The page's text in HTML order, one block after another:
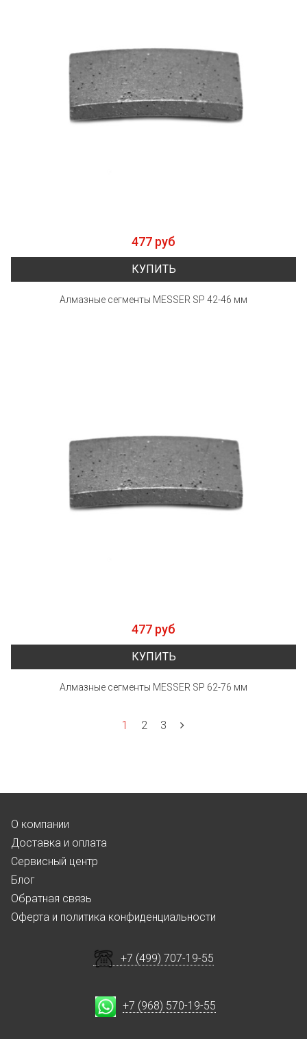
477 руб
КУПИТЬ
Алмазные сегменты MESSER SP 42-46 мм
477 руб
КУПИТЬ
Алмазные сегменты MESSER SP 62-76 мм
1 2 3
О компании
Доставка и оплата
Сервисный центр
Блог
Обратная связь
Оферта и политика конфиденциальности
+7 (499) 707-19-55
+7 (968) 570-19-55